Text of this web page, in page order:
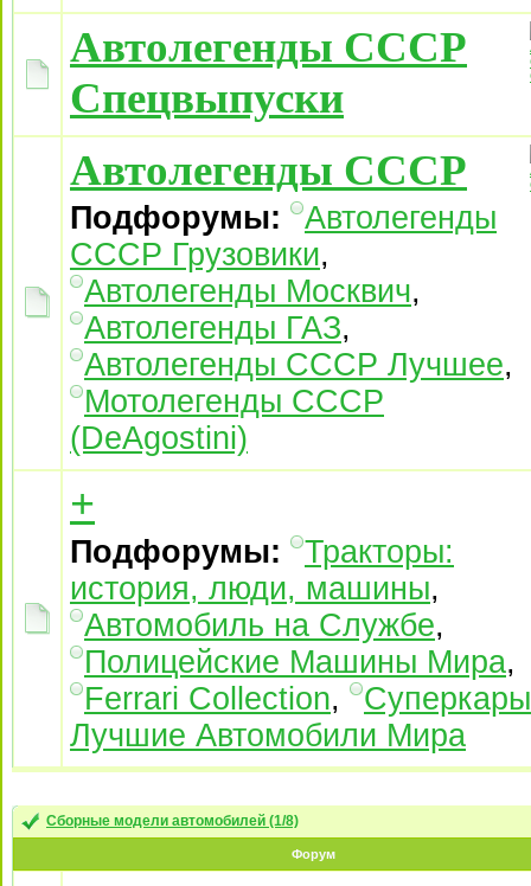
Автолегенды СССР
Спецвыпуски
Автолегенды СССР
Подфорумы:
Автолегенды
СССР Грузовики,
Автолегенды Москвич,
Автолегенды ГАЗ,
Автолегенды СССР Лучшее,
Мотолегенды СССР
(DeAgostini)
+
Подфорумы:
Тракторы:
история, люди, машины,
Автомобиль на Службе,
Полицейские Машины Мира,
Ferrari Collection,
Суперкары
Лучшие Автомобили Mира
Сборные модели автомобилей (1/8)
Форум